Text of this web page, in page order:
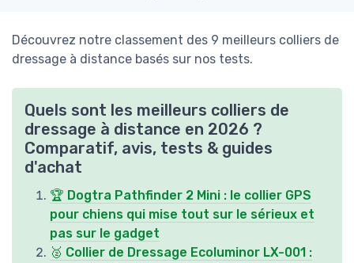
Découvrez notre classement des 9 meilleurs colliers de
dressage à distance basés sur nos tests.
Quels sont les meilleurs colliers de
dressage à distance en 2026 ?
Comparatif, avis, tests & guides
d'achat
🏆 Dogtra Pathfinder 2 Mini : le collier GPS
pour chiens qui mise tout sur le sérieux et
pas sur le gadget
🥈 Collier de Dressage Ecoluminor LX-001 :